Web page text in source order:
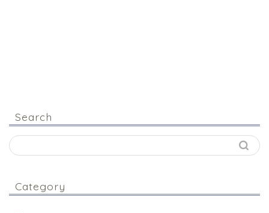
Search
Category